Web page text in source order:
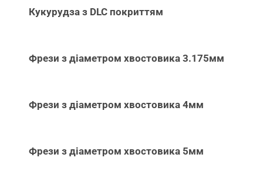
Кукурудза з DLC покриттям
Фрези з діаметром хвостовика 3.175мм
Фрези з діаметром хвостовика 4мм
Фрези з діаметром хвостовика 5мм